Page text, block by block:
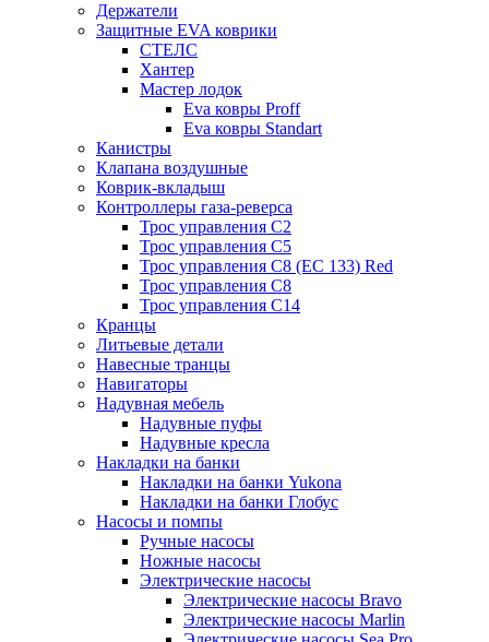
Держатели
Защитные EVA коврики
СТЕЛС
Хантер
Мастер лодок
Eva ковры Proff
Eva ковры Standart
Канистры
Клапана воздушные
Коврик-вкладыш
Контроллеры газа-реверса
Трос управления C2
Трос управления C5
Трос управления C8 (ЕС 133) Red
Трос управления C8
Трос управления C14
Кранцы
Литьевые детали
Навесные транцы
Навигаторы
Надувная мебель
Надувные пуфы
Надувные кресла
Накладки на банки
Накладки на банки Yukona
Накладки на банки Глобус
Насосы и помпы
Ручные насосы
Ножные насосы
Электрические насосы
Электрические насосы Bravo
Электрические насосы Marlin